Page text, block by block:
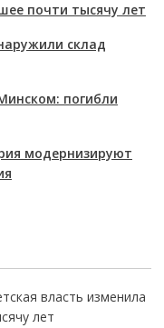
почти тысячу лет
склад
погибли
модернизируют
власть изменила
лет